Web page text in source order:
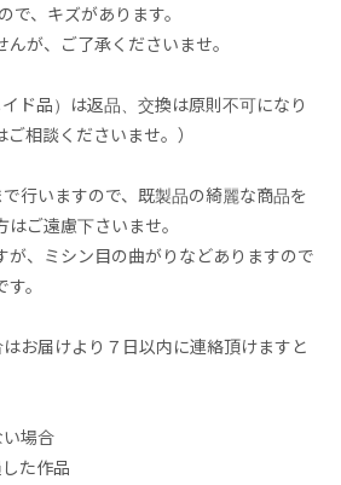
で、キズがあります。
が、ご了承くださいませ。
ド品）は返品、交換は原則不可になり
相談くださいませ。）
行いますので、既製品の綺麗な商品を
ご遠慮下さいませ。
が、ミシン目の曲がりなどありますので
。
お届けより７日以内に連絡頂けますと
場合
た作品